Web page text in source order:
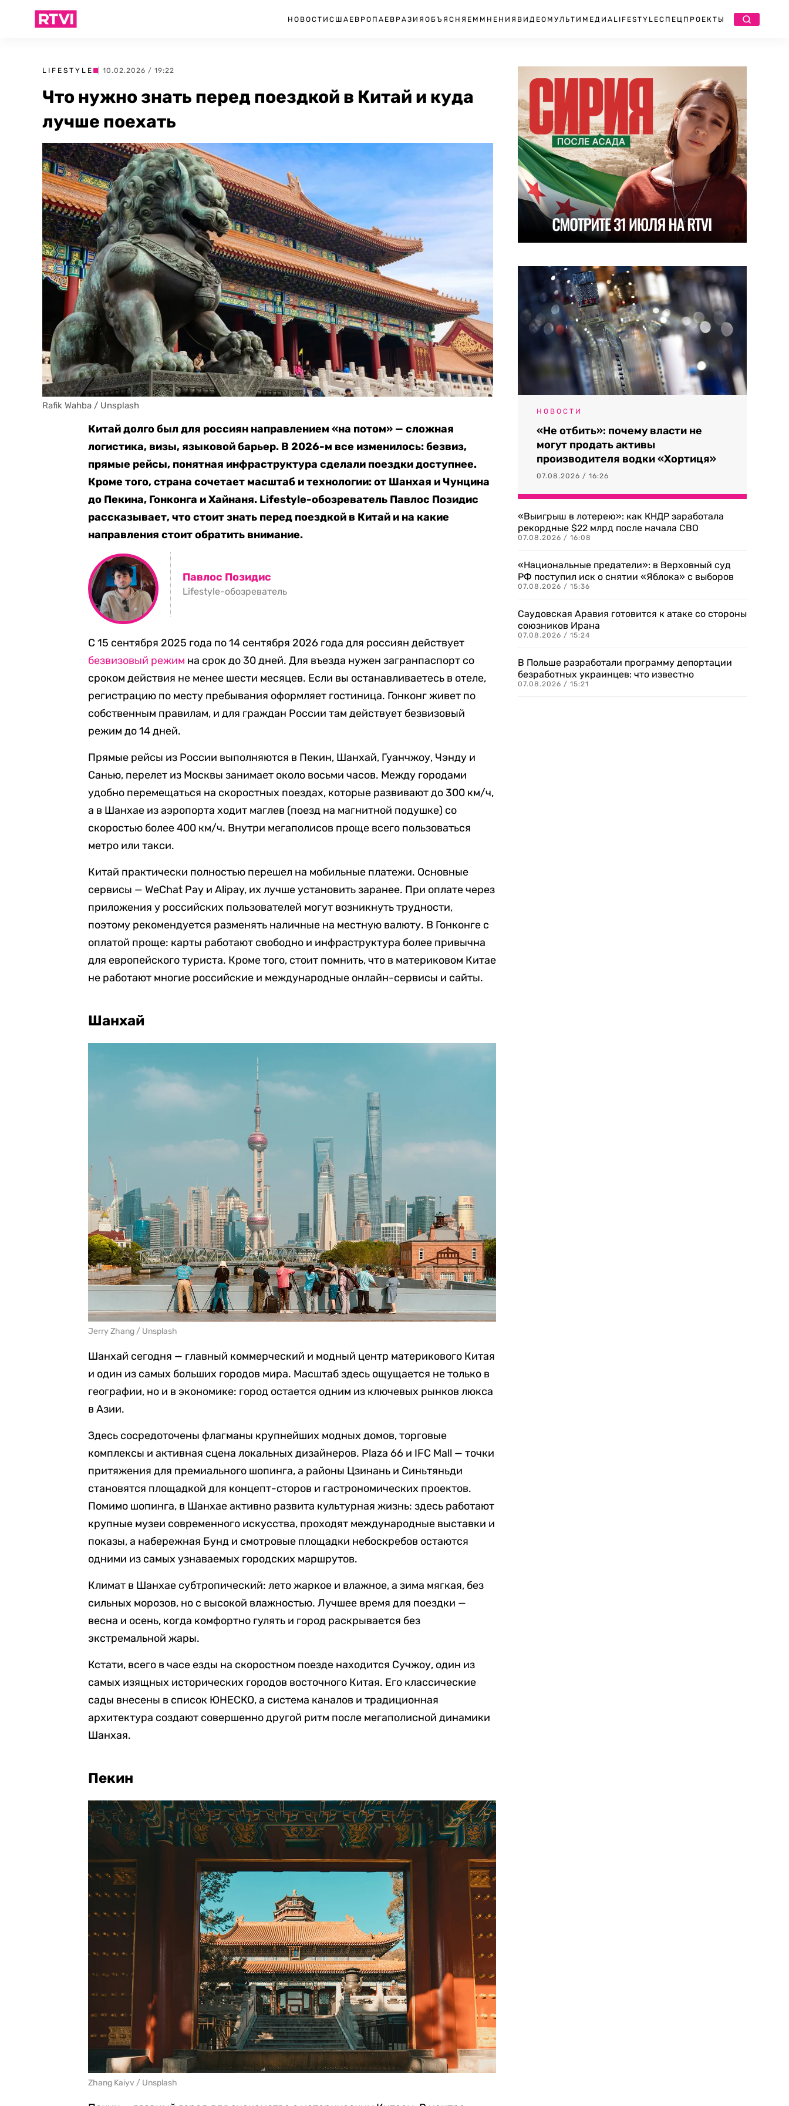
НОВОСТИ США ЕВРОПА ЕВРАЗИЯ ОБЪЯСНЯЕМ МНЕНИЯ ВИДЕО МУЛЬТИМЕДИА LIFESTYLEСПЕЦПРОЕКТЫ
LIFESTYLE | 10.02.2026 / 19:22
Что нужно знать перед поездкой в Китай и куда
лучше поехать
Rafik Wahba / Unsplash
Китай долго был для россиян направлением «на потом» — сложная
логистика, визы, языковой барьер. В 2026-м все изменилось: безвиз,
прямые рейсы, понятная инфраструктура сделали поездки доступнее.
Кроме того, страна сочетает масштаб и технологии: от Шанхая и Чунцина
до Пекина, Гонконга и Хайнаня. Lifestyle-обозреватель Павлос Позидис
рассказывает, что стоит знать перед поездкой в Китай и на какие
направления стоит обратить внимание.
Павлос Позидис
Lifestyle-обозреватель
С 15 сентября 2025 года по 14 сентября 2026 года для россиян действует
безвизовый режим на срок до 30 дней. Для въезда нужен загранпаспорт со
сроком действия не менее шести месяцев. Если вы останавливаетесь в отеле,
регистрацию по месту пребывания оформляет гостиница. Гонконг живет по
собственным правилам, и для граждан России там действует безвизовый
режим до 14 дней.
Прямые рейсы из России выполняются в Пекин, Шанхай, Гуанчжоу, Чэнду и
Санью, перелет из Москвы занимает около восьми часов. Между городами
удобно перемещаться на скоростных поездах, которые развивают до 300 км/ч,
а в Шанхае из аэропорта ходит маглев (поезд на магнитной подушке) со
скоростью более 400 км/ч. Внутри мегаполисов проще всего пользоваться
метро или такси.
Китай практически полностью перешел на мобильные платежи. Основные
сервисы — WeChat Pay и Alipay, их лучше установить заранее. При оплате через
приложения у российских пользователей могут возникнуть трудности,
поэтому рекомендуется разменять наличные на местную валюту. В Гонконге с
оплатой проще: карты работают свободно и инфраструктура более привычна
для европейского туриста. Кроме того, стоит помнить, что в материковом Китае
не работают многие российские и международные онлайн-сервисы и сайты.
Шанхай
Jerry Zhang / Unsplash
Шанхай сегодня — главный коммерческий и модный центр материкового Китая
и один из самых больших городов мира. Масштаб здесь ощущается не только в
географии, но и в экономике: город остается одним из ключевых рынков люкса
в Азии.
Здесь сосредоточены флагманы крупнейших модных домов, торговые
комплексы и активная сцена локальных дизайнеров. Plaza 66 и IFC Mall — точки
притяжения для премиального шопинга, а районы Цзинань и Синьтяньди
становятся площадкой для концепт-сторов и гастрономических проектов.
Помимо шопинга, в Шанхае активно развита культурная жизнь: здесь работают
крупные музеи современного искусства, проходят международные выставки и
показы, а набережная Бунд и смотровые площадки небоскребов остаются
одними из самых узнаваемых городских маршрутов.
Климат в Шанхае субтропический: лето жаркое и влажное, а зима мягкая, без
сильных морозов, но с высокой влажностью. Лучшее время для поездки —
весна и осень, когда комфортно гулять и город раскрывается без
экстремальной жары.
Кстати, всего в часе езды на скоростном поезде находится Сучжоу, один из
самых изящных исторических городов восточного Китая. Его классические
сады внесены в список ЮНЕСКО, а система каналов и традиционная
архитектура создают совершенно другой ритм после мегаполисной динамики
Шанхая.
Пекин
Zhang Kaiyv / Unsplash
НОВОСТИ
«Не отбить»: почему власти не
могут продать активы
производителя водки «Хортиця»
07.08.2026 / 16:26
«Выигрыш в лотерею»: как КНДР заработала
рекордные $22 млрд после начала СВО
07.08.2026 / 16:08
«Национальные предатели»: в Верховный суд
РФ поступил иск о снятии «Яблока» с выборов
07.08.2026 / 15:36
Саудовская Аравия готовится к атаке со стороны
союзников Ирана
07.08.2026 / 15:24
В Польше разработали программу депортации
безработных украинцев: что известно
07.08.2026 / 15:21